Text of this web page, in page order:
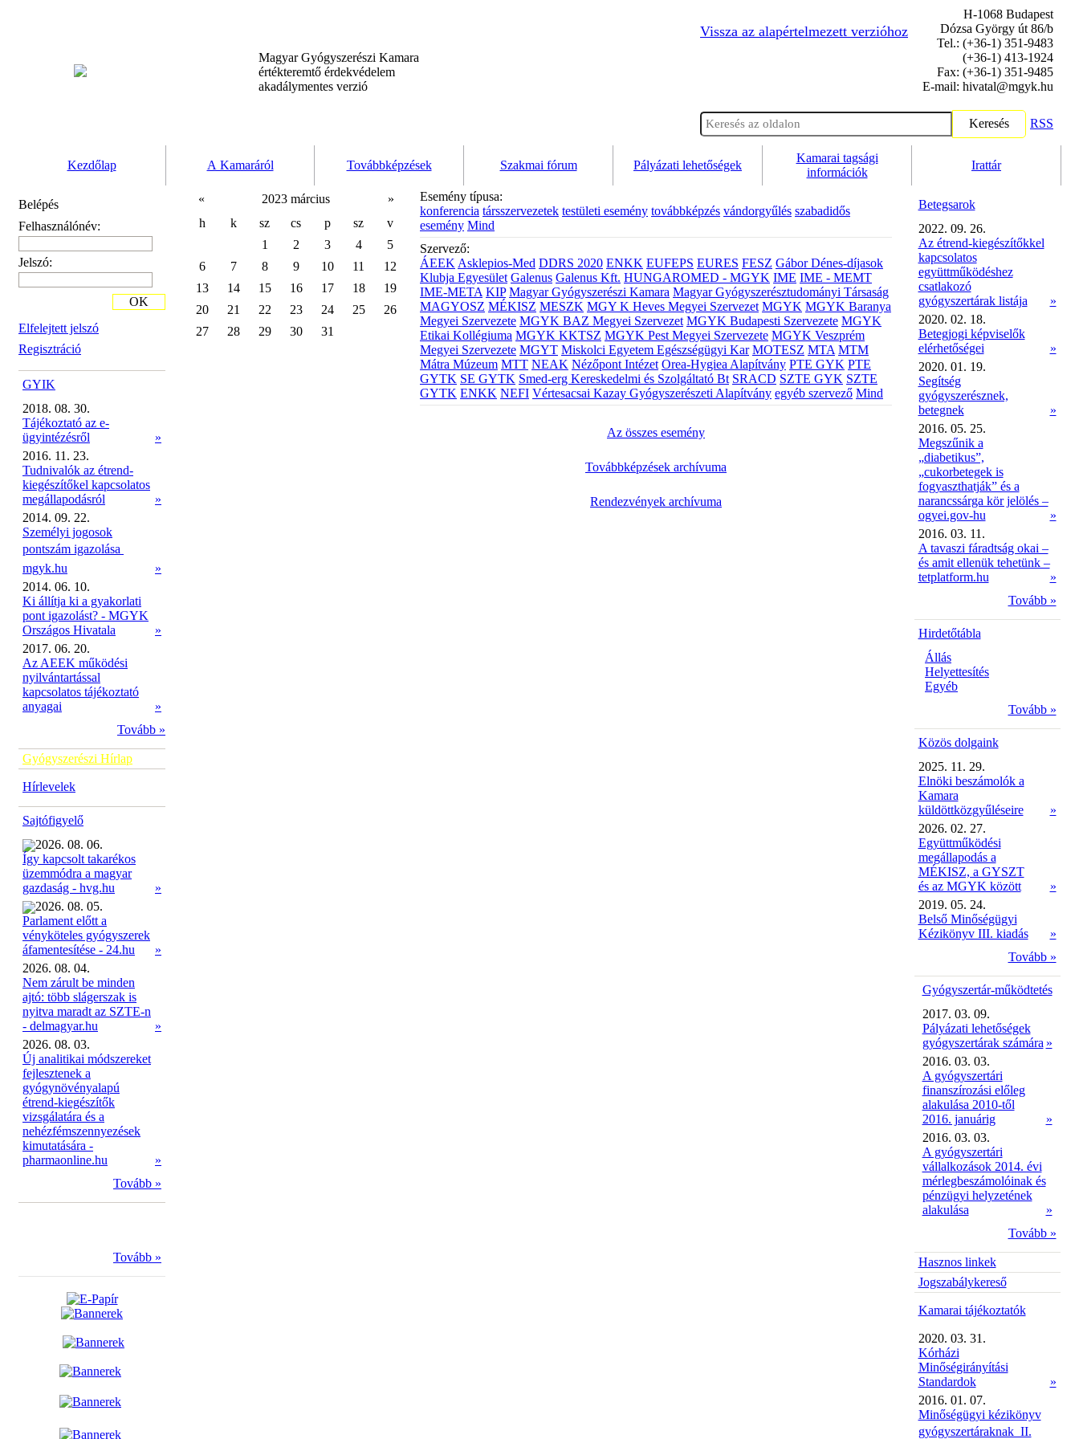
Magyar Gyógyszerészi Kamara
értékteremtő érdekvédelem
akadálymentes verzió
Vissza az alapértelmezett verzióhoz
H-1068 Budapest
Dózsa György út 86/b
Tel.: (+36-1) 351-9483
(+36-1) 413-1924
Fax: (+36-1) 351-9485
E-mail: hivatal@mgyk.hu
Keresés RSS
Kezdőlap A Kamaráról Továbbképzések Szakmai fórum Pályázati lehetőségek
Kamarai tagsági
információk
Irattár
Belépés
Felhasználónév:
Jelszó:
Elfelejtett jelszó
Regisztráció
OK
GYIK
2018. 08. 30.
Tájékoztató az e-
ügyintézésről
»
2016. 11. 23.
Tudnivalók az étrend-
kiegészítőkel kapcsolatos
megállapodásról
»
2014. 09. 22.
Személyi jogosok
pontszám igazolása 
mgyk.hu
»
2014. 06. 10.
Ki állítja ki a gyakorlati
pont igazolást? - MGYK
Országos Hivatala
»
2017. 06. 20.
Az AEEK működési
nyilvántartással
kapcsolatos tájékoztató
anyagai
»
Tovább »
Gyógyszerészi Hírlap
Hírlevelek
Sajtófigyelő
2026. 08. 06.
Így kapcsolt takarékos
üzemmódra a magyar
gazdaság - hvg.hu
»
2026. 08. 05.
Parlament előtt a
vényköteles gyógyszerek
áfamentesítése - 24.hu
»
2026. 08. 04.
Nem zárult be minden
ajtó: több slágerszak is
nyitva maradt az SZTE-n
- delmagyar.hu
»
2026. 08. 03.
Új analitikai módszereket
fejlesztenek a
gyógynövényalapú
étrend-kiegészítők
vizsgálatára és a
nehézfémszennyezések
kimutatására -
pharmaonline.hu
»
Tovább »
Tovább »
« 2023 március
»
h
k sz cs p sz
v
1
2 3 4
5
6
7 8 9 10 11
12
13
14 15 16 17 18
19
20
21 22 23 24 25
26
27
28 29 30 31
Esemény típusa:
konferencia társszervezetek testületi esemény továbbképzés vándorgyűlés szabadidős
esemény Mind
Szervező:
ÁEEK Asklepios-Med DDRS 2020 ENKK EUFEPS EURES FESZ Gábor Dénes-díjasok
Klubja Egyesület Galenus Galenus Kft. HUNGAROMED - MGYK IME IME - MEMT
IME-META KIP Magyar Gyógyszerészi Kamara Magyar Gyógyszerésztudományi Társaság
MAGYOSZ MÉKISZ MESZK MGY K Heves Megyei Szervezet MGYK MGYK Baranya
Megyei Szervezete MGYK BAZ Megyei Szervezet MGYK Budapesti Szervezete MGYK
Etikai Kollégiuma MGYK KKTSZ MGYK Pest Megyei Szervezete MGYK Veszprém
Megyei Szervezete MGYT Miskolci Egyetem Egészségügyi Kar MOTESZ MTA MTM
Mátra Múzeum MTT NEAK Nézőpont Intézet Orea-Hygiea Alapítvány PTE GYK PTE
GYTK SE GYTK Smed-erg Kereskedelmi és Szolgáltató Bt SRACD SZTE GYK SZTE
GYTK ENKK NEFI Vértesacsai Kazay Gyógyszerészeti Alapítvány egyéb szervező Mind
Az összes esemény
Továbbképzések archívuma
Rendezvények archívuma
Betegsarok
2022. 09. 26.
Az étrend-kiegészítőkkel
kapcsolatos
együttműködéshez
csatlakozó
gyógyszertárak listája
»
2020. 02. 18.
Betegjogi képviselők
elérhetőségei
»
2020. 01. 19.
Segítség
gyógyszerésznek,
betegnek
»
2016. 05. 25.
Megszűnik a
„diabetikus”,
„cukorbetegek is
fogyaszthatják” és a
narancssárga kör jelölés –
ogyei.gov-hu
»
2016. 03. 11.
A tavaszi fáradtság okai –
és amit ellenük tehetünk –
tetplatform.hu
»
Tovább »
Hirdetőtábla
Állás
Helyettesítés
Egyéb
Tovább »
Közös dolgaink
2025. 11. 29.
Elnöki beszámolók a
Kamara
küldöttközgyűléseire
»
2026. 02. 27.
Együttműködési
megállapodás a
MÉKISZ, a GYSZT
és az MGYK között
»
2019. 05. 24.
Belső Minőségügyi
Kézikönyv III. kiadás
»
Tovább »
Gyógyszertár-működtetés
2017. 03. 09.
Pályázati lehetőségek
gyógyszertárak számára »
2016. 03. 03.
A gyógyszertári
finanszírozási előleg
alakulása 2010-től
2016. januárig
»
2016. 03. 03.
A gyógyszertári
vállalkozások 2014. évi
mérlegbeszámolóinak és
pénzügyi helyzetének
alakulása
»
Tovább »
Hasznos linkek
Jogszabálykereső
Kamarai tájékoztatók
2020. 03. 31.
Kórházi
Minőségirányítási
Standardok
»
2016. 01. 07.
Minőségügyi kézikönyv
gyógyszertáraknak  II.